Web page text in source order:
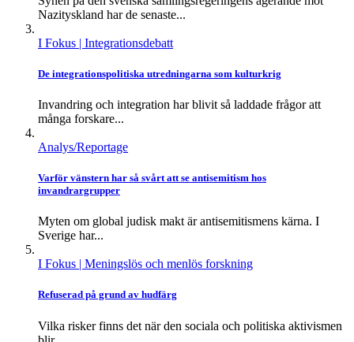
Nazityskland har de senaste...
I Fokus | Integrationsdebatt
De integrationspolitiska utredningarna som kulturkrig
Invandring och integration har blivit så laddade frågor att
många forskare...
Analys/Reportage
Varför vänstern har så svårt att se antisemitism hos
invandrargrupper
Myten om global judisk makt är antisemitismens kärna. I
Sverige har...
I Fokus | Meningslös och menlös forskning
Refuserad på grund av hudfärg
Vilka risker finns det när den sociala och politiska aktivismen